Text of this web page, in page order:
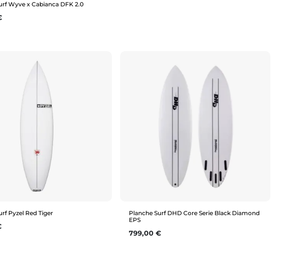
Wyve x Cabianca DFK 2.0
Pyzel Red Tiger
Planche Surf DHD Core Serie Black Diamond
EPS
Prix
799,00 €